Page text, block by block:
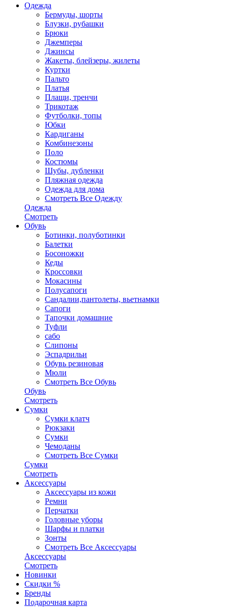
Одежда
Бермуды, шорты
Блузки, рубашки
Брюки
Джемперы
Джинсы
Жакеты, блейзеры, жилеты
Куртки
Пальто
Платья
Плащи, тренчи
Трикотаж
Футболки, топы
Юбки
Кардиганы
Комбинезоны
Поло
Костюмы
Шубы, дубленки
Пляжная одежда
Одежда для дома
Смотреть Все Одежду
Одежда
Смотреть
Обувь
Ботинки, полуботинки
Балетки
Босоножки
Кеды
Кроссовки
Мокасины
Полусапоги
Сандалии,пантолеты, вьетнамки
Сапоги
Тапочки домашние
Туфли
сабо
Слипоны
Эспадрильи
Обувь резиновая
Мюли
Смотреть Все Обувь
Обувь
Смотреть
Сумки
Сумки клатч
Рюкзаки
Сумки
Чемоданы
Смотреть Все Сумки
Сумки
Смотреть
Аксессуары
Аксессуары из кожи
Ремни
Перчатки
Головные уборы
Шарфы и платки
Зонты
Смотреть Все Аксессуары
Аксессуары
Смотреть
Новинки
Скидки %
Бренды
Подарочная карта